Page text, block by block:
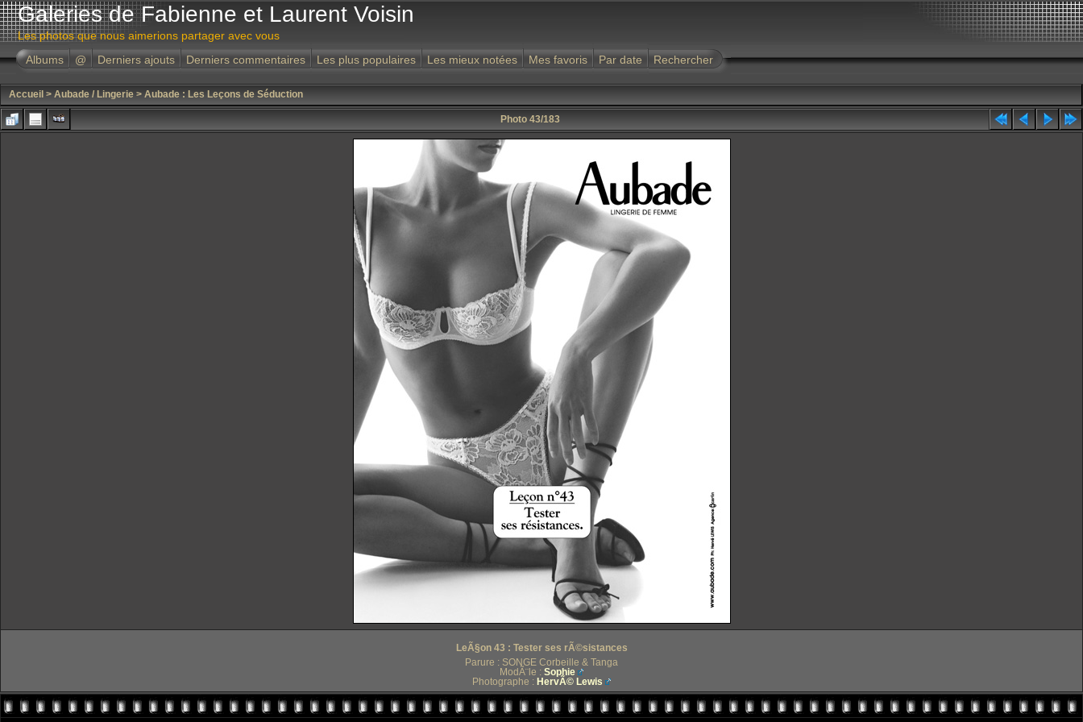
Galeries de Fabienne et Laurent Voisin
Les photos que nous aimerions partager avec vous
Albums
@ Derniers ajouts Derniers commentaires Les plus populaires Les mieux notées Mes favoris Par date Rechercher
Accueil > Aubade / Lingerie > Aubade : Les Leçons de Séduction
Photo 43/183
LeÃ§on 43 : Tester ses rÃ©sistances
Parure : SONGE Corbeille & Tanga
ModÃ¨le : Sophie
Photographe : HervÃ© Lewis